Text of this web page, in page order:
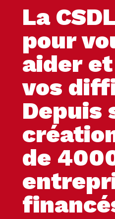
La
pour
aider
vos
Depuis
de